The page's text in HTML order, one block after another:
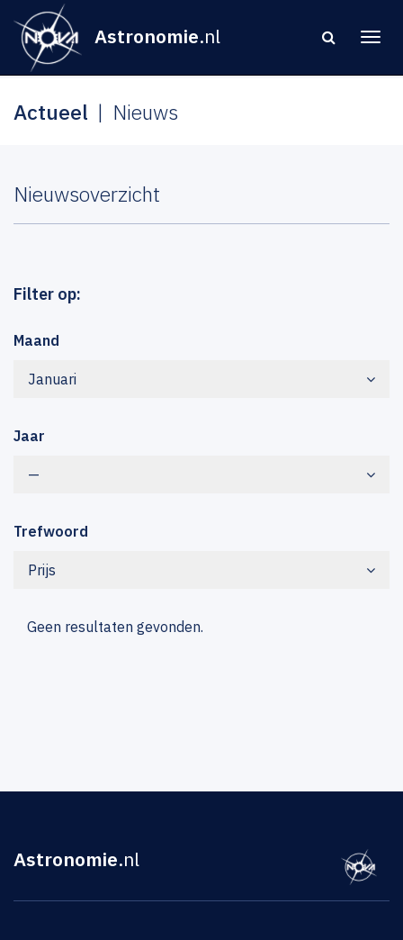
Astronomie.nl
Actueel Nieuws
Nieuwsoverzicht
Filter op:
Maand
Januari
Jaar
—
Trefwoord
Prijs
Geen resultaten gevonden.
Astronomie.nl